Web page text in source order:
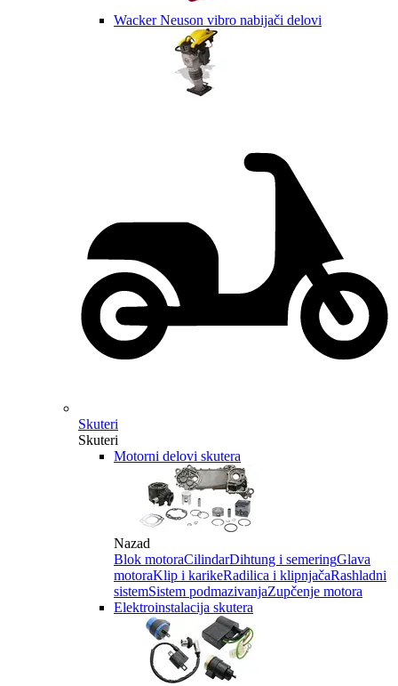
Wacker Neuson vibro nabijači delovi
Skuteri
Skuteri
Motorni delovi skutera
Nazad
Blok motoraCilindarDihtung i semeringGlava
motoraKlip i karikeRadilica i klipnjačaRashladni
sistemSistem podmazivanjaZupčenje motora
Elektroinstalacija skutera